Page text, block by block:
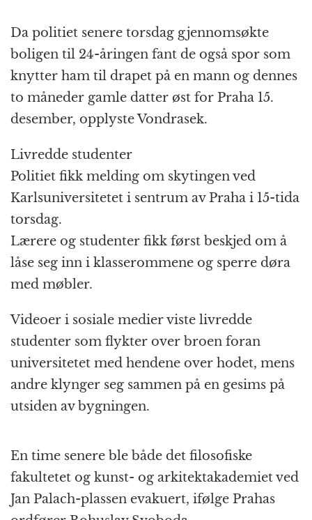
Da politiet senere torsdag gjennomsøkte
boligen til 24-åringen fant de også spor som
knytter ham til drapet på en mann og dennes
to måneder gamle datter øst for Praha 15.
desember, opplyste Vondrasek.
Livredde studenter
Politiet fikk melding om skytingen ved
Karlsuniversitetet i sentrum av Praha i 15-tida
torsdag.
Lærere og studenter fikk først beskjed om å
låse seg inn i klasserommene og sperre døra
med møbler.
Videoer i sosiale medier viste livredde
studenter som flykter over broen foran
universitetet med hendene over hodet, mens
andre klynger seg sammen på en gesims på
utsiden av bygningen.
En time senere ble både det filosofiske
fakultetet og kunst- og arkitektakademiet ved
Jan Palach-plassen evakuert, ifølge Prahas